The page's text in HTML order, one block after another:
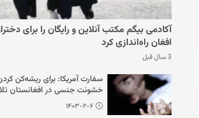
آکادمی بیگم مکتب آنلاین و رایگان را برای
افغان راه‌اندازی کرد
3 سال قبل
سفارت آمریکا: برای ریشه‌کن
خشونت جنسی در افغانستان
می‌کنیم
۱۴۰۳-۲-۶